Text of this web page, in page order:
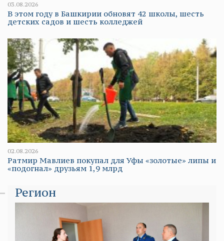
03.08.2026
В этом году в Башкирии обновят 42 школы, шесть
детских садов и шесть колледжей
02.08.2026
Ратмир Мавлиев покупал для Уфы «золотые» липы и
«подогнал» друзьям 1,9 млрд
Регион